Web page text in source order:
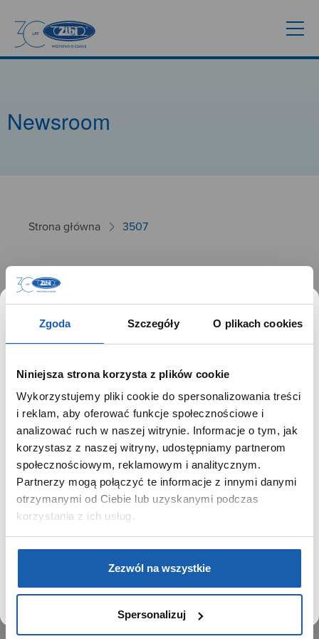
Zgoda Szczegóły O plikach cookies
Niniejsza strona korzysta z plików cookie
Wykorzystujemy pliki cookie do spersonalizowania treści
i reklam, aby oferować funkcje społecznościowe i
analizować ruch w naszej witrynie. Informacje o tym, jak
korzystasz z naszej witryny, udostępniamy partnerom
społecznościowym, reklamowym i analitycznym.
Partnerzy mogą połączyć te informacje z innymi danymi
otrzymanymi od Ciebie lub uzyskanymi podczas
korzystania z ich usług.
Zezwól na wszystkie
Spersonalizuj
Newsroom
Strona główna 3507
3507
26.09.2024
GRUPA ZIBI
Historia
Misja, wizja i wartości Grupy Zibi
Ważne daty
Kariera
Zgoda na ciasteczka
PRODUKTY
Kalkulatory
SIECI SPRZEDAŻY
SZANOWNY UŻYTKOWNIKU,
SZANOWNA UŻYTKOWNICZKO
Używamy plików cookie w celach analitycznych,
statystycznych i marketingowych, w tym aby analizować
ruch w tej witrynie, optymalizować jej działanie oraz
zapamiętywać Twoje preferencje.